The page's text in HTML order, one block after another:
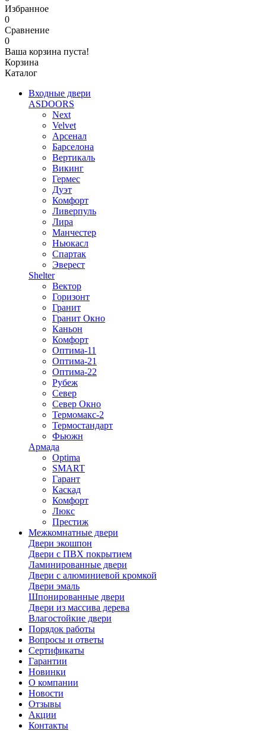
Избранное
0
Сравнение
0
Ваша корзина пуста!
Корзина
Каталог
Входные двери
ASDOORS
Next
Velvet
Арсенал
Барселона
Вертикаль
Викинг
Гермес
Дуэт
Комфорт
Ливерпуль
Лира
Манчестер
Ньюкасл
Спартак
Эверест
Shelter
Вектор
Горизонт
Гранит
Гранит Окно
Каньон
Комфорт
Оптима-11
Оптима-21
Оптима-22
Рубеж
Север
Север Окно
Термомакс-2
Термостандарт
Фьюжн
Армада
Optima
SMART
Гарант
Каскад
Комфорт
Люкс
Престиж
Межкомнатные двери
Двери экошпон
Двери с ПВХ покрытием
Ламинированные двери
Двери с алюминиевой кромкой
Двери эмаль
Шпонированные двери
Двери из массива дерева
Влагостойкие двери
Порядок работы
Вопросы и ответы
Сертификаты
Гарантии
Новинки
О компании
Новости
Отзывы
Акции
Контакты